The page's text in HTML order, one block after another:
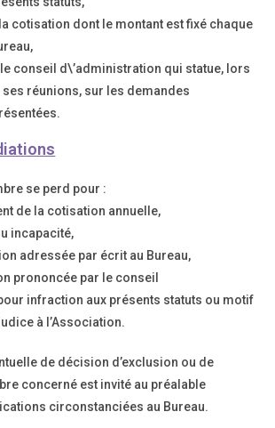
cotisation dont le montant est fixé chaque
conseil d\’administration qui statue, lors
ses réunions, sur les demandes
se perd pour :
la cotisation annuelle,
par écrit au Bureau,
par le conseil
infraction aux présents statuts ou motif
à l’Association.
de décision d’exclusion ou de
concerné est invité au préalable
circonstanciées au Bureau.